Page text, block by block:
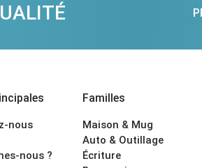
nous
nous ?
Familles
Maison & Mug
Auto & Outillage
Écriture